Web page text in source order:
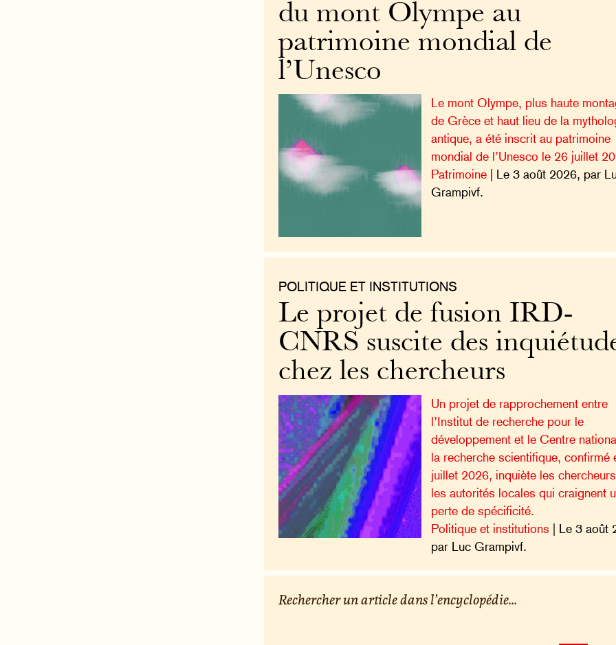
du mont Olympe au
patrimoine mondial de
l’Unesco
Le mont Olympe, plus haute
de Grèce et haut lieu de la
antique, a été inscrit au patrimoine
mondial de l’Unesco le 26 juillet
Patrimoine| Le 3 août 2026, par
Grampivf.
POLITIQUE ET INSTITUTIONS
Le projet de fusion IRD-
CNRS suscite des
chez les chercheurs
Un projet de rapprochement entre
l’Institut de recherche pour le
développement et le Centre
la recherche scientifique, confirmé
juillet 2026, inquiète les
les autorités locales qui craignent
perte de spécificité.
Politique et institutions | Le 3 août
par Luc Grampivf.
Rechercher un article dans l’encyclopédie...